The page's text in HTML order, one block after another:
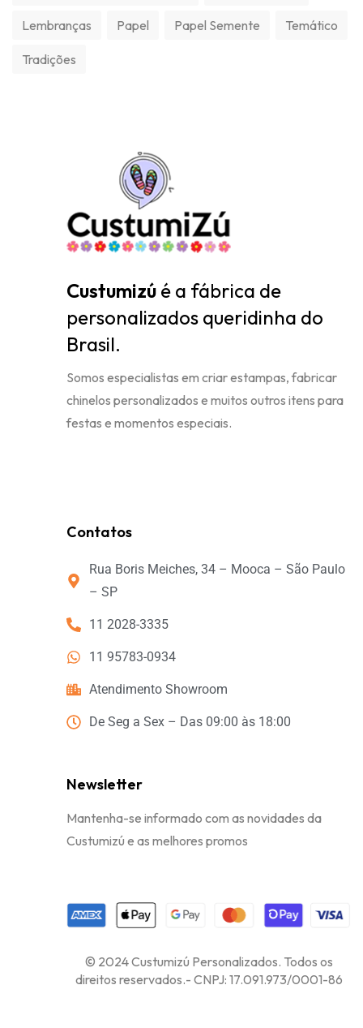
Lembranças Papel Papel Semente Temático
Tradições
Custumizú é a fábrica de
personalizados queridinha do
Brasil.
Somos especialistas em criar estampas, fabricar
chinelos personalizados e muitos outros itens para
festas e momentos especiais.
Contatos
Rua Boris Meiches, 34 – Mooca – São Paulo
– SP
11 2028-3335
11 95783-0934
Atendimento Showroom
De Seg a Sex – Das 09:00 às 18:00
Newsletter
Mantenha-se informado com as novidades da
Custumizú e as melhores promos
© 2024 Custumizú Personalizados. Todos os
direitos reservados.- CNPJ: 17.091.973/0001-86